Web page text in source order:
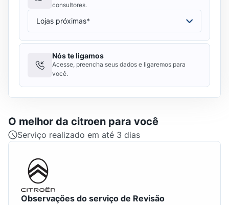
consultores.
Nós te ligamos
Acesse, preencha seus dados e ligaremos para
você.
O melhor da citroen para você
Serviço realizado em até 3 dias
Observações do serviço de Revisão